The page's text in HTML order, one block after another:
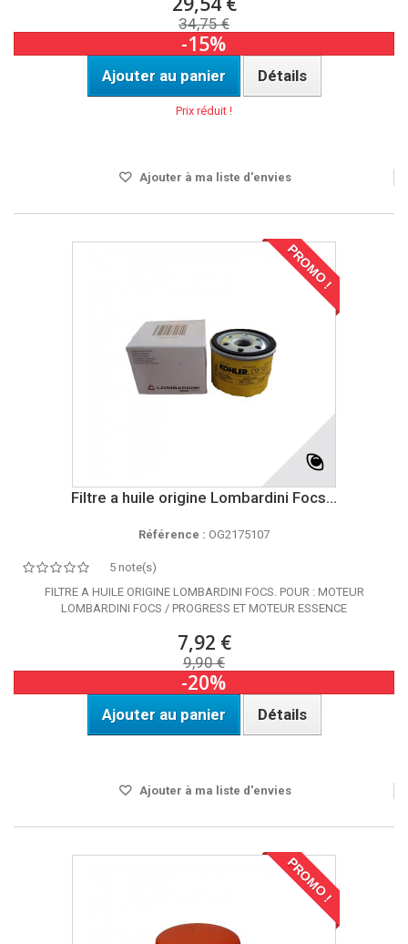
34,75 €
-15%
Ajouter au panier Détails
Prix réduit !
Ajouter à ma liste d'envies
PROMO !
Filtre a huile origine Lombardini Focs...
Référence : OG2175107
5 note(s)
FILTRE A HUILE ORIGINE LOMBARDINI FOCS. POUR : MOTEUR
LOMBARDINI FOCS / PROGRESS ET MOTEUR ESSENCE
7,92 €
9,90 €
-20%
Ajouter au panier Détails
Ajouter à ma liste d'envies
PROMO !